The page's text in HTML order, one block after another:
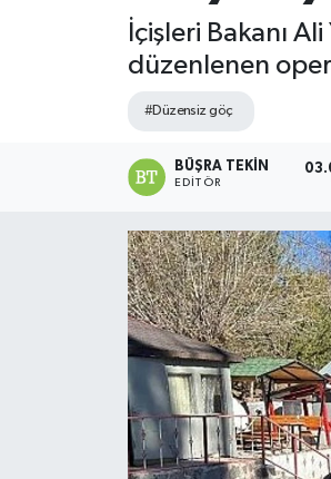
İçişleri Bakanı
düzenlenen
#Düzensiz göç
BÜŞRA TEKIN
EDITÖR